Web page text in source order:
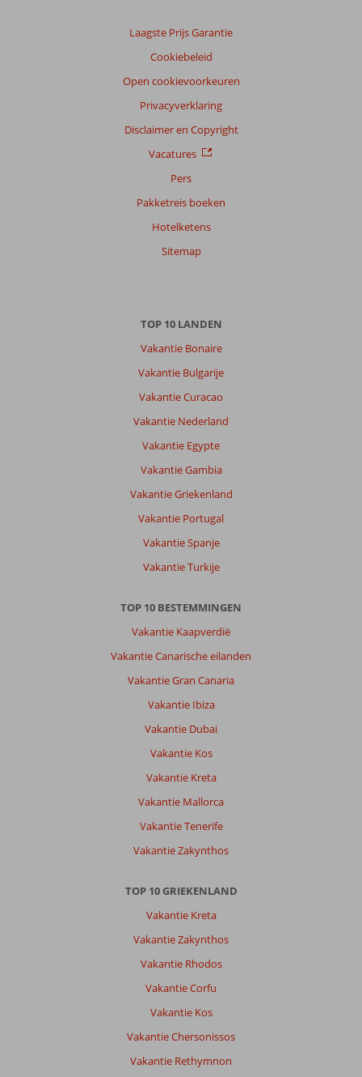
Laagste Prijs Garantie
Cookiebeleid
Open cookievoorkeuren
Privacyverklaring
Disclaimer en Copyright
Vacatures
Pers
Pakketreis boeken
Hotelketens
Sitemap
TOP 10 LANDEN
Vakantie Bonaire
Vakantie Bulgarije
Vakantie Curacao
Vakantie Nederland
Vakantie Egypte
Vakantie Gambia
Vakantie Griekenland
Vakantie Portugal
Vakantie Spanje
Vakantie Turkije
TOP 10 BESTEMMINGEN
Vakantie Kaapverdië
Vakantie Canarische eilanden
Vakantie Gran Canaria
Vakantie Ibiza
Vakantie Dubai
Vakantie Kos
Vakantie Kreta
Vakantie Mallorca
Vakantie Tenerife
Vakantie Zakynthos
TOP 10 GRIEKENLAND
Vakantie Kreta
Vakantie Zakynthos
Vakantie Rhodos
Vakantie Corfu
Vakantie Kos
Vakantie Chersonissos
Vakantie Rethymnon